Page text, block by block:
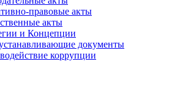
правовые акты
акты
и Концепции
документы
коррупции